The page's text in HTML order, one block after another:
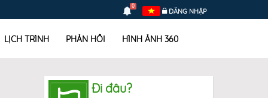
0
ĐĂNG NHẬP
LỊCH TRÌNH PHẢN HỒI HÌNH ẢNH 360
Đi đâu?